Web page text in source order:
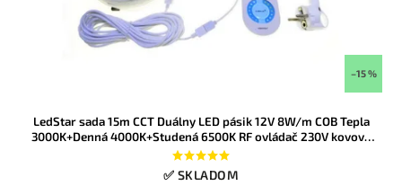
–15 %
LedStar sada 15m CCT Duálny LED pásik 12V 8W/m COB Tepla
3000K+Denná 4000K+Studená 6500K RF ovládač 230V kovový
zdroj
✅ SKLADOM